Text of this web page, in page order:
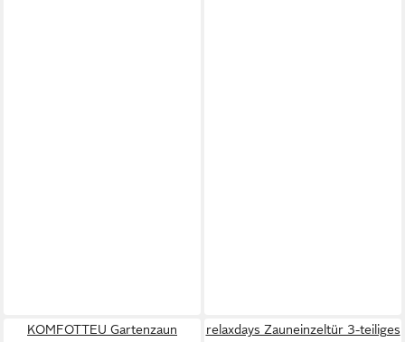
KOMFOTTEU Gartenzaun
relaxdays Zauneinzeltür 3-teiliges